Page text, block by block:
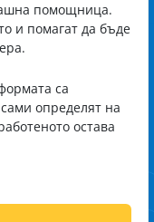
помощница.
и помагат да бъде
са
определят на
остава